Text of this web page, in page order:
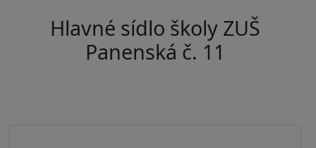
Hlavné sídlo školy ZUŠ
Panenská č. 11